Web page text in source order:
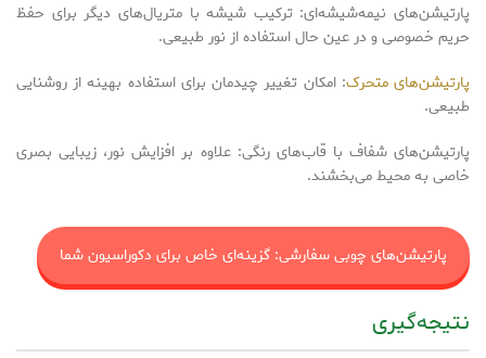
پارتیشن‌های نیمه‌شیشه‌ای: ترکیب شیشه با متریال‌های دیگر برای حفظ
حریم خصوصی و در عین حال استفاده از نور طبیعی.
پارتیشن‌های متحرک: امکان تغییر چیدمان برای استفاده بهینه از روشنایی
طبیعی.
پارتیشن‌های شفاف با قاب‌های رنگی: علاوه بر افزایش نور، زیبایی بصری
خاصی به محیط می‌بخشند.
پارتیشن‌های چوبی سفارشی: گزینه‌ای خاص برای دکوراسیون شما
نتیجه‌گیری